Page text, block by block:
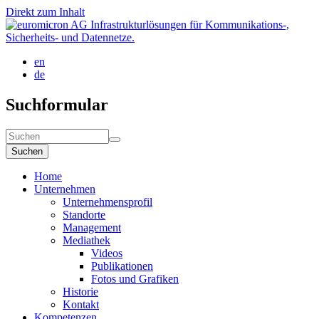
Direkt zum Inhalt
en
de
Suchformular
Suchen
Home
Unternehmen
Unternehmensprofil
Standorte
Management
Mediathek
Videos
Publikationen
Fotos und Grafiken
Historie
Kontakt